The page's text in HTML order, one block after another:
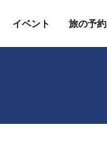
イベント 旅の予約